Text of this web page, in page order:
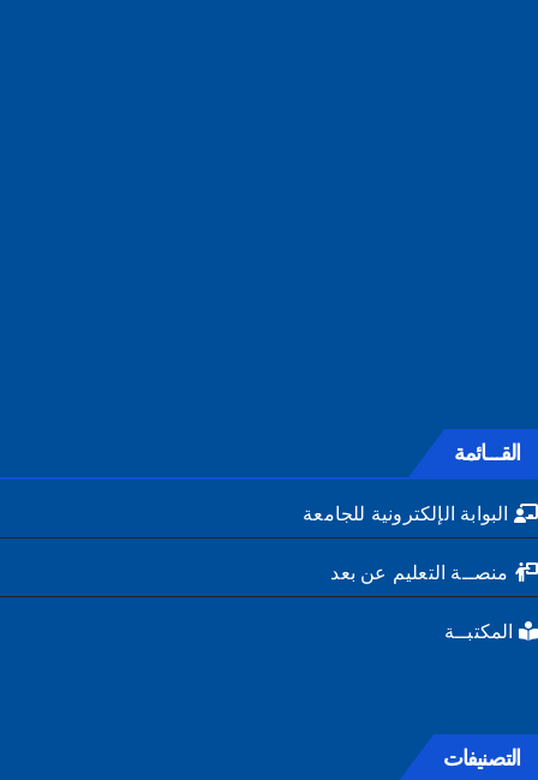
القـــائمة
البوابة الإلكترونية للجامعة
منصــة التعليم عن بعد
المكتبــة
التصنيفات